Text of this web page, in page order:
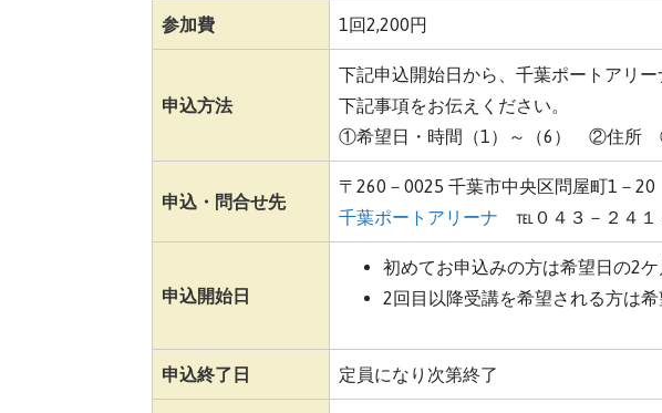
参加費 1回2,200円
申込方法
下記申込開始日から、千葉ポートアリー
下記事項をお伝えください。
①希望日・時間（1）～（6） ②住
申込・問合せ先
〒260－0025 千葉市中央区問屋町1－20
千葉ポートアリーナ ℡０４３－２４１
申込開始日
初めてお申込みの方は希望日の2
2回目以降受講を希望される方は
申込終了日 定員になり次第終了